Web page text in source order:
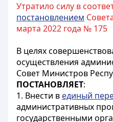
Утратило силу в
постановлением
марта 2022 года № 175
В целях
осуществления
Совет Министров
ПОСТАНОВЛЯЕТ:
1. Внести в единый
административных
государственными